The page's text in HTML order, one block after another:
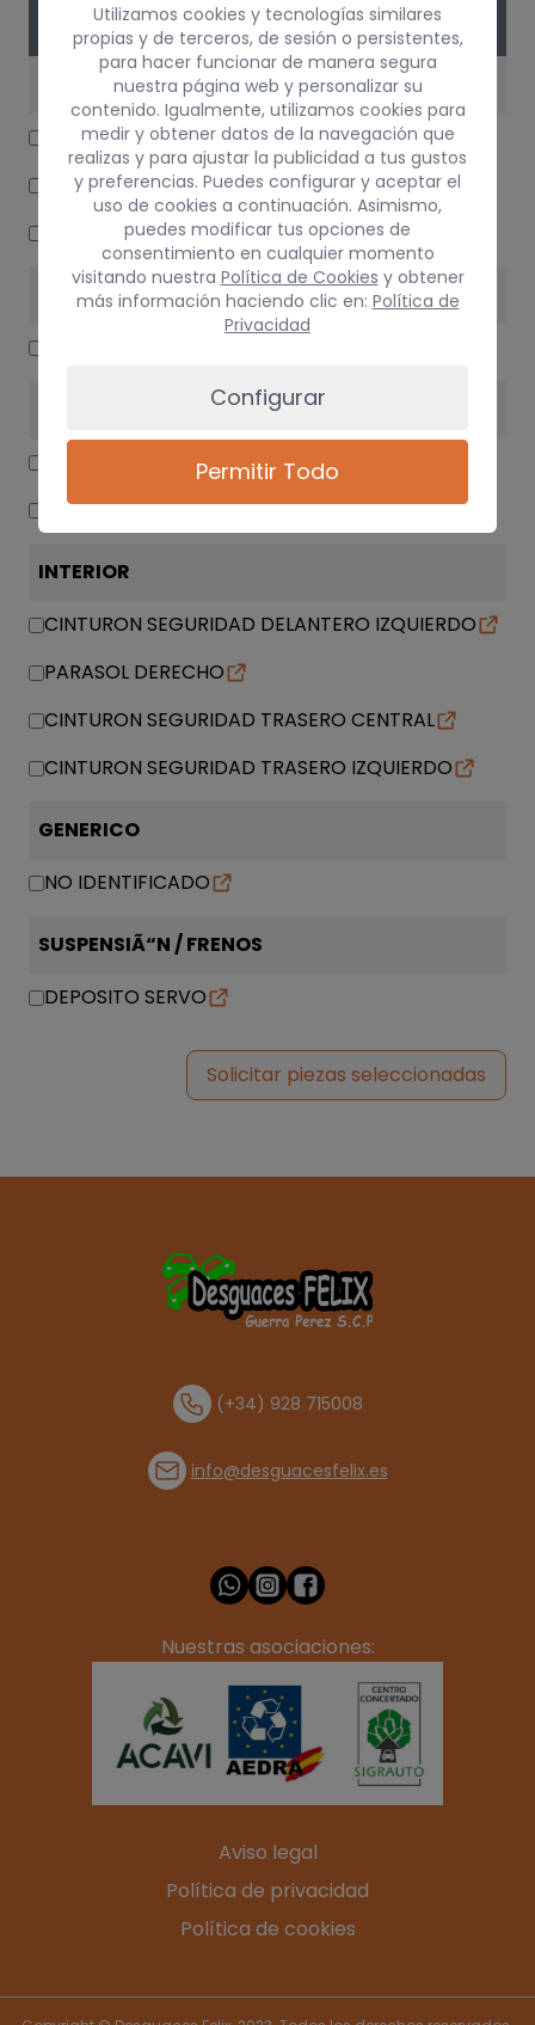
PIEZAS
ELECTRICIDAD
CENTRALITA MOTOR UCE
CUADRO INSTRUMENTOS
MANDO LUCES
CARROCERÍA LATERALES
MOTOR / ADMISIÃ“N / ESCAPE
CAJA MARIPOSA
RAMPA INYECTORA
INTERIOR
CINTURON SEGURIDAD DELANTERO IZQUIERDO
PARASOL DERECHO
CINTURON SEGURIDAD TRASERO CENTRAL
CINTURON SEGURIDAD TRASERO IZQUIERDO
GENERICO
NO IDENTIFICADO
SUSPENSIÃ“N / FRENOS
DEPOSITO SERVO
Solicitar piezas seleccionadas
(+34) 928 715008
info@desguacesfelix.es
Nuestras asociaciones:
Aviso legal
Política de privacidad
Política de cookies
Utilizamos cookies y tecnologías similares
propias y de terceros, de sesión o persistentes,
para hacer funcionar de manera segura
nuestra página web y personalizar su
contenido. Igualmente, utilizamos cookies para
medir y obtener datos de la navegación que
realizas y para ajustar la publicidad a tus gustos
y preferencias. Puedes configurar y aceptar el
uso de cookies a continuación. Asimismo,
puedes modificar tus opciones de
consentimiento en cualquier momento
visitando nuestra Política de Cookies y obtener
más información haciendo clic en: Política de
Privacidad
Configurar
Permitir Todo